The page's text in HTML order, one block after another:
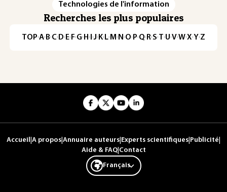
Technologies de l'information
Recherches les plus populaires
TOP·A·B·C·D·E·F·G·H·I·J·K·L·M·N·O·P·Q·R·S·T·U·V·W·X·Y·Z
Accueil A propos Annuaire auteurs Experts scientifiques Publicité
Aide & FAQ| Contact
Français